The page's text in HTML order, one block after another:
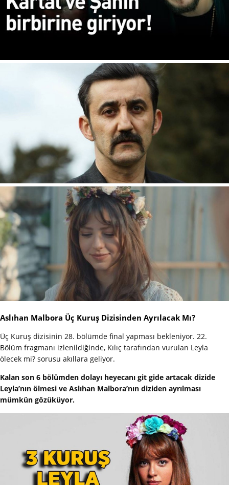
Aslıhan Malbora Üç Kuruş Dizisinden Ayrılacak Mı?
Üç Kuruş dizisinin 28. bölümde final yapması bekleniyor. 22.
Bölüm fragmanı izlenildiğinde, Kılıç tarafından vurulan Leyla
ölecek mi? sorusu akıllara geliyor.
Kalan son 6 bölümden dolayı heyecanı git gide artacak dizide
Leyla’nın ölmesi ve Aslıhan Malbora’nın diziden ayrılması
mümkün gözüküyor.